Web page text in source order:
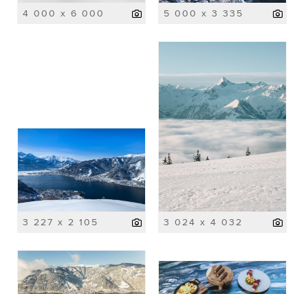
4 000 x 6 000 5 000 x 3 335
3 227 x 2 105 3 024 x 4 032